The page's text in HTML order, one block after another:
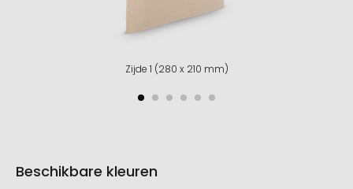
Zijde 1 (280 x 210 mm)
Beschikbare kleuren